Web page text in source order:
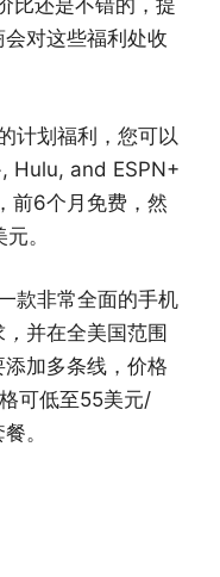
比还是不错的，提
对这些福利处收
计划福利，您可以
Hulu, and ESPN+
6个月免费，然
。
款非常全面的手机
， 并在全美国范围
加多条线，价格
可低至55美元/
。